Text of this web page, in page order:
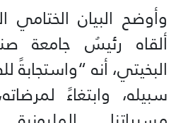
وأوضح البيان الختامي
ألقاه رئيسُ جامعة
البخيتي، أنه “واستجابةً
سبيله، وابتغاءً